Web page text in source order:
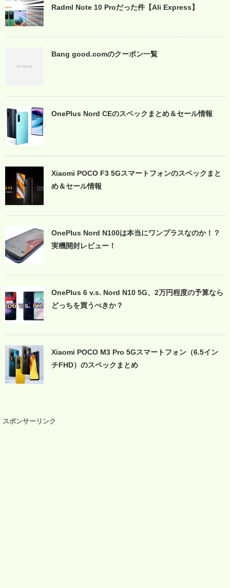
Radml Note 10 Proだった件【Ali Express】
Bang good.comのクーポン一覧
OnePlus Nord CEのスペックまとめ＆セール情報
Xiaomi POCO F3 5Gスマートフォンのスペックまと
め＆セール情報
OnePlus Nord N100は本当にワンプラスなのか！？
実機開封レビュー！
OnePlus 6 v.s. Nord N10 5G、2万円程度の予算なら
どっちを買うべきか？
Xiaomi POCO M3 Pro 5Gスマートフォン（6.5イン
チFHD）のスペックまとめ
スポンサーリンク